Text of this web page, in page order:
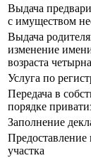
Выдача
с имуществом
Выдача
изменение
возраста
Услуга по
Передача в
порядке
Заполнение
Предоставление
участка